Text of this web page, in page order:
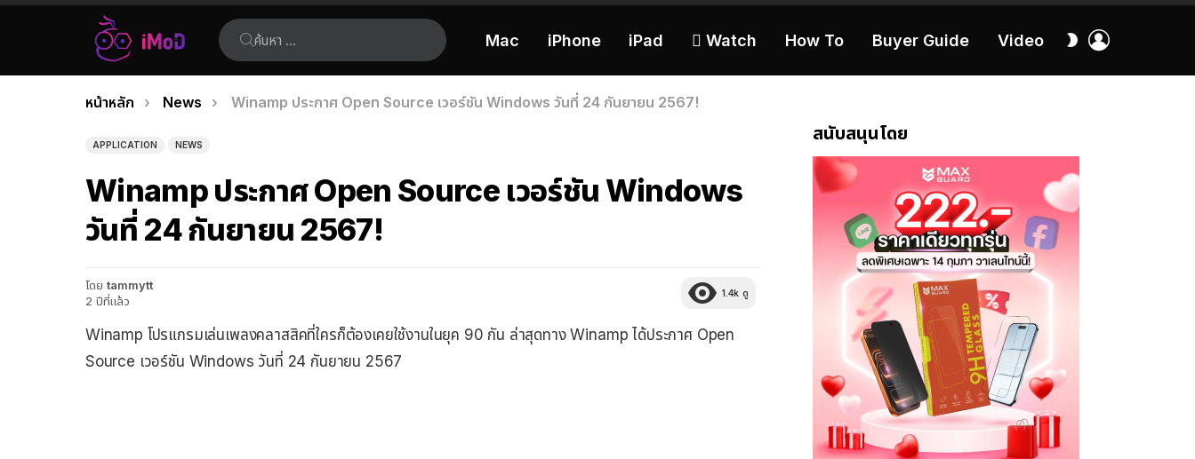
ค้นหา:
Mac iPhone iPad  Watch How To Buyer Guide Video
สลับ
เรื่อง
ล่าสุด
คุณอยู่ที่นี่:
หน้าหลัก News Winamp ประกาศ Open Source เวอร์ชัน Windows วันที่ 24 กันยายน 2567!
APPLICATION NEWS
Winamp ประกาศ Open Source เวอร์ชัน Windows
วันที่ 24 กันยายน 2567!
โดย tammytt
2 ปีที่แล้ว
1.4k ดู
Winamp โปรแกรมเล่นเพลงคลาสสิคที่ใครก็ต้องเคยใช้งานในยุค 90 กัน ล่าสุดทาง Winamp ได้ประกาศ Open
Source เวอร์ชัน Windows วันที่ 24 กันยายน 2567
สนับสนุนโดย